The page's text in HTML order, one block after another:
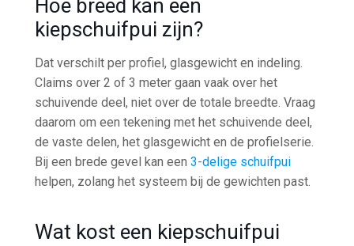
Hoe breed kan een
kiepschuifpui zijn?
Dat verschilt per profiel, glasgewicht en indeling.
Claims over 2 of 3 meter gaan vaak over het
schuivende deel, niet over de totale breedte. Vraag
daarom om een tekening met het schuivende deel,
de vaste delen, het glasgewicht en de profielserie.
Bij een brede gevel kan een3-delige schuifpui
helpen, zolang het systeem bij de gewichten past.
Wat kost een kiepschuifpui